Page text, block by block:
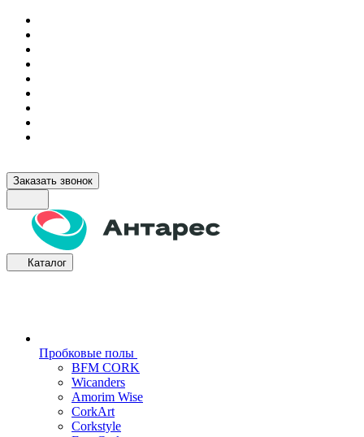
Заказать звонок
Каталог
Пробковые полы
BFM CORK
Wicanders
Amorim Wise
CorkArt
Corkstyle